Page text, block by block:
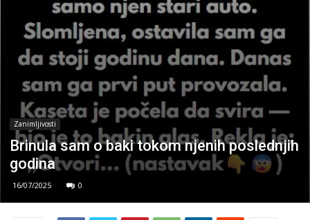
Zanimljivosti
Brinula sam o baki tokom njenih poslednjih
godina
16/07/2025 0